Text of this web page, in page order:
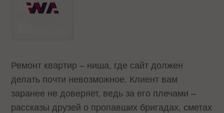
Ремонт квартир – ниша, где сайт должен
делать почти невозможное. Клиент вам
заранее не доверяет, ведь за его плечами –
рассказы друзей о пропавших бригадах, сметах